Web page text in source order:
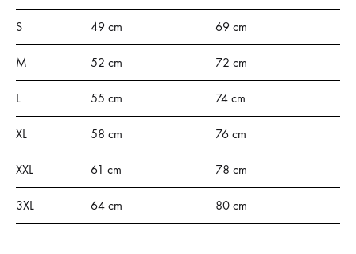
S 49 cm 69 cm
M 52 cm 72 cm
L 55 cm 74 cm
XL 58 cm 76 cm
XXL 61 cm 78 cm
3XL 64 cm 80 cm